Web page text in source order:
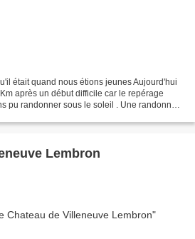
était quand nous étions jeunes Aujourd'hui
après un début difficile car le repérage
pu randonner sous le soleil . Une randonnée
Lembron